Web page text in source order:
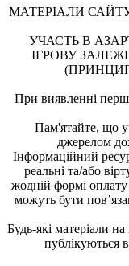
МАТЕРІАЛИ
УЧАСТЬ В
ІГРОВУ
При виявленні
Пам'ятайте, що
джерелом
Інформаційний
реальні та/або
жодній формі оплату
можуть бути
Будь-які матеріали
публікуються